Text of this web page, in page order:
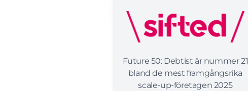
Future 50: Debtist är nummer 21
bland de mest framgångsrika
scale-up-företagen 2025